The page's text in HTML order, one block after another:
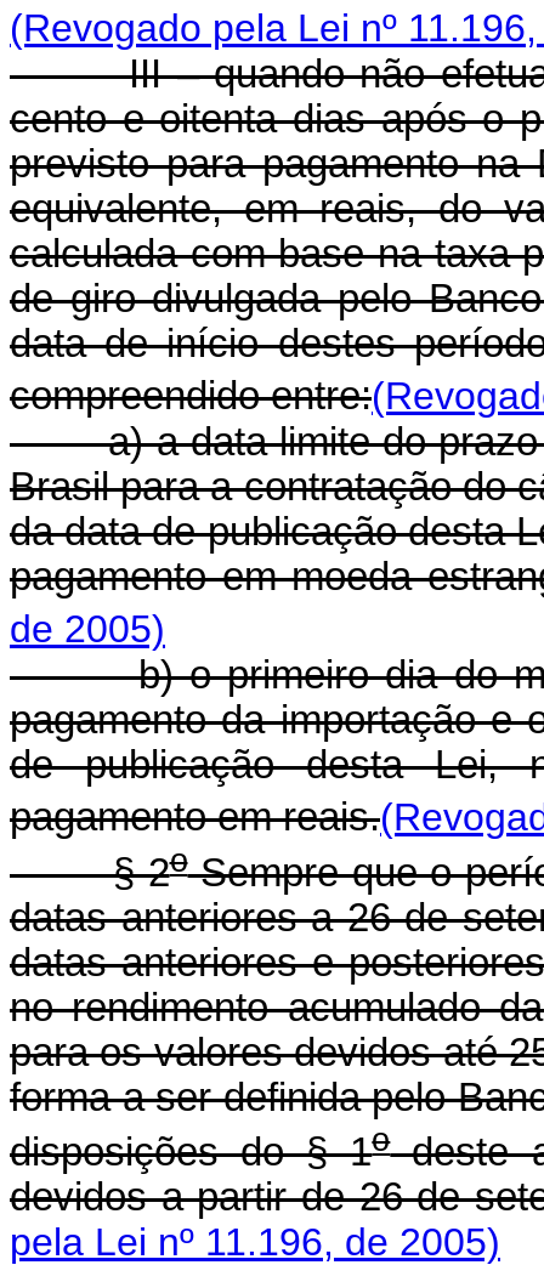
(Revogado pela Lei nº
III – quando não
cento e oitenta dias após o
previsto para pagamento
equivalente, em reais, do
calculada com base na taxa
de giro divulgada pelo
data de início destes
compreendido entre:
a) a data limite do prazo
Brasil para a contratação do
da data de publicação desta
pagamento em moeda
de 2005)
b) o primeiro dia do mês
pagamento da importação e
de publicação desta Lei,
pagamento em reais.
§ 2oSempre que o
datas anteriores a 26 de
datas anteriores e
no rendimento acumulado
para os valores devidos até
forma a ser definida pelo
disposições do § 1odeste
devidos a partir de 26 de
pela Lei nº 11.196, de 2005)